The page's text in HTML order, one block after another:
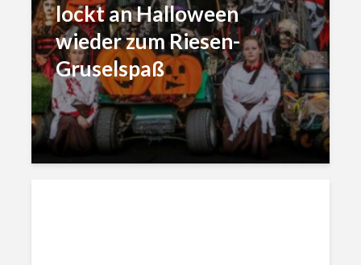
lockt an Halloween
wieder zum Riesen-
Gruselspaß